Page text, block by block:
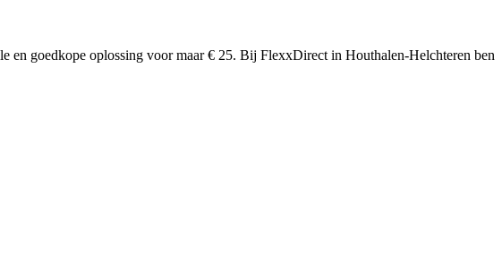
en goedkope oplossing voor maar € 25. Bij FlexxDirect in Houthalen-Helchteren ben